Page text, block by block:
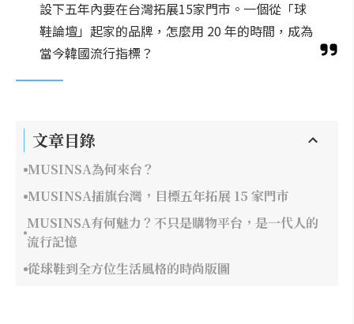
設下五年內要在台灣拓展15家門市。一個從「球
鞋論壇」起家的品牌，怎麼用 20 年的時間，成為
當今韓國流行指標？
文章目錄
MUSINSA為何來台？
MUSINSA插旗台灣，目標五年拓展 15 家門市
MUSINSA有何魅力？不只是購物平台，是一代人的
流行記憶
從球鞋到全方位生活風格的時尚版圖